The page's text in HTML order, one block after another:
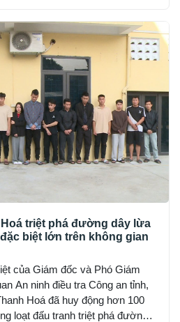
triệt phá đường dây lừa
biệt lớn trên không gian
của Giám đốc và Phó Giám
An ninh điều tra Công an tỉnh,
Hoá đã huy động hơn 100
loạt đấu tranh triệt phá đường